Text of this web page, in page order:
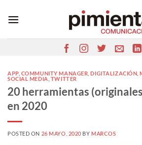
APP, COMMUNITY MANAGER ,DIGITALIZACIÓN ,
SOCIAL MEDIA TWITTER
20 herramientas
en 2020
POSTED ON 26 MAYO, 2020 BY MARCOS